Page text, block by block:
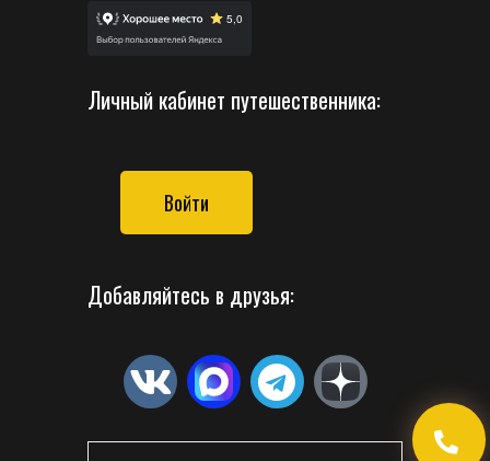
Личный кабинет путешественника:
Войти
Добавляйтесь в друзья: